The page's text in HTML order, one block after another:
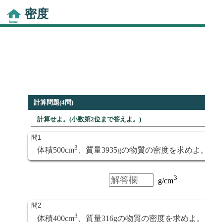
密度
計算問題(4問)
計算せよ。(小数第2位まで答えよ。)
体積500cm3 、質量3935gの物質の密度を求めよ。
体積400cm3 、質量316gの物質の密度を求めよ。